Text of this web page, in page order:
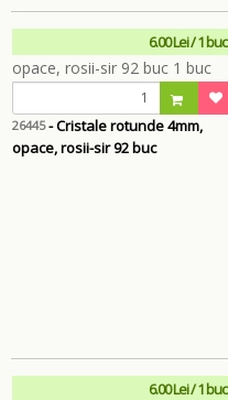
6.00 Lei / 1 buc
26445- Cristale rotunde 4mm,
opace, rosii-sir 92 buc
6.00 Lei / 1 buc